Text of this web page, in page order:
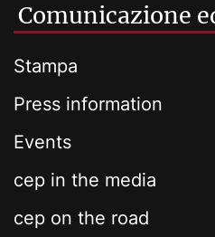
Comunicazione
Stampa
Press information
Events
cep in the media
cep on the road